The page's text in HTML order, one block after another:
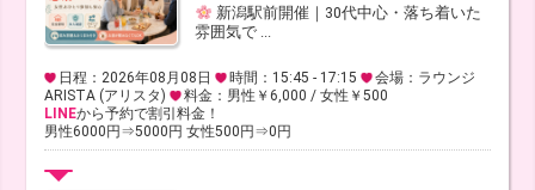
新潟駅前開催｜30代中心・落ち着いた
雰囲気で ...
日程：2026年08月08日 時間：15:45 - 17:15
会場：ラウンジ
ARISTA (アリスタ)
料金：男性￥6,000 / 女性￥500
LINEから予約で割引料金！
男性6000円⇒5000円 女性500円⇒0円